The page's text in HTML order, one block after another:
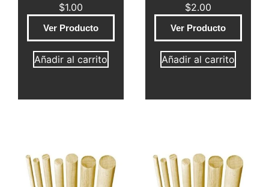
$1.00
Ver Producto
Añadir al carrito
$2.00
Ver Producto
Añadir al carrito